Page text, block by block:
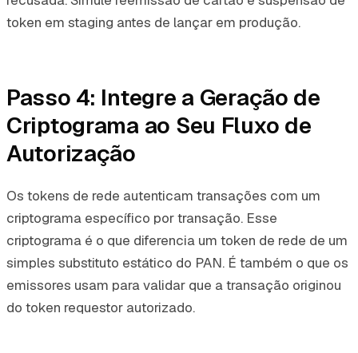
token em staging antes de lançar em produção.
Passo 4: Integre a Geração de
Criptograma ao Seu Fluxo de
Autorização
Os tokens de rede autenticam transações com um
criptograma específico por transação. Esse
criptograma é o que diferencia um token de rede de um
simples substituto estático do PAN. É também o que os
emissores usam para validar que a transação originou
do token requestor autorizado.